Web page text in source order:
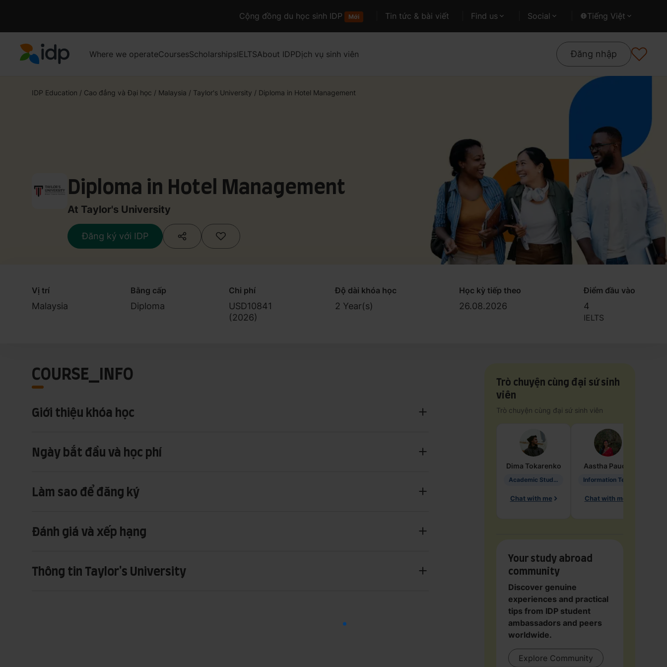
Cộng đồng du học sinh IDP Mới Tin tức & bài viết Find us Social Tiếng Việt
Where we operateCoursesScholarshipsIELTSAbout IDPDịch vụ sinh viên Đăng nhập
IDP Education / Cao đẳng và Đại học / Malaysia / Taylor's University / Diploma in Hotel Management
Diploma in Hotel Management
At Taylor's University
Đăng ký với IDP
Vị trí
Malaysia
Bằng cấp
Diploma
Chi phí
USD10841
(2026)
Độ dài khóa học
2 Year(s)
Học kỳ tiếp theo
26.08.2026
Điểm đầu vào
4
IELTS
COURSE_INFO
Giới thiệu khóa học
Ngày bắt đầu và học phí
Làm sao để đăng ký
Đánh giá và xếp hạng
Thông tin Taylor's University
Trò chuyện cùng đại sứ sinh
viên
Trò chuyện cùng đại sứ sinh viên
Dima Tokarenko
Academic Studies in Education
Chat with me
Aastha Paudel
Chat with me
Your study abroad
community
Discover genuine
experiences and practical
tips from IDP student
ambassadors and peers
worldwide.
Explore Community